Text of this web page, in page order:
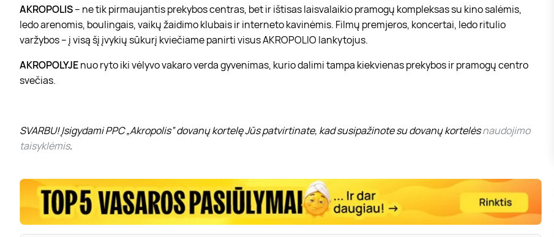
AKROPOLIS– ne tik pirmaujantis prekybos centras, bet ir ištisas laisvalaikio pramogų kompleksas su kino salėmis,
ledo arenomis, boulingais, vaikų žaidimo klubais ir interneto kavinėmis. Filmų premjeros, koncertai, ledo ritulio
varžybos – į visą šį įvykių sūkurį kviečiame panirti visus AKROPOLIO lankytojus.
AKROPOLYJEnuo ryto iki vėlyvo vakaro verda gyvenimas, kurio dalimi tampa kiekvienas prekybos ir pramogų centro
svečias.
SVARBU! Įsigydami PPC „Akropolis” dovanų kortelę Jūs patvirtinate, kad susipažinote su dovanų kortelėsnaudojimo
taisyklėmis.